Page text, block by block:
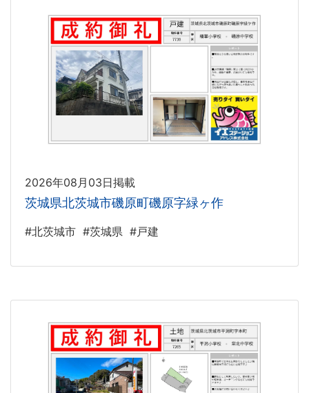
2026年08月03日掲載
茨城県北茨城市磯原町磯原字緑ヶ作
#北茨城市 #茨城県 #戸建